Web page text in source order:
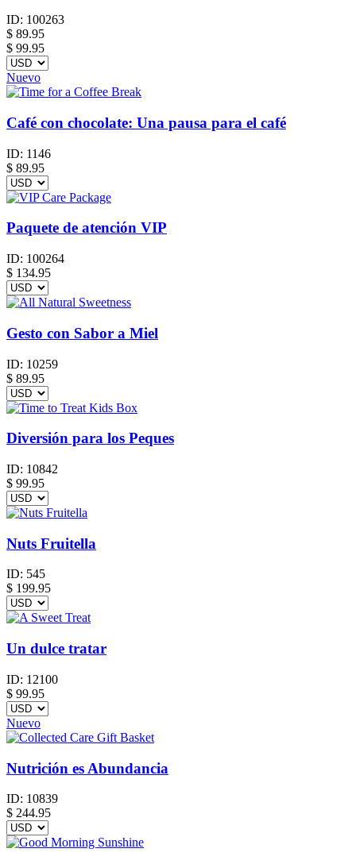
ID: 100263
$ 89.95
$ 99.95
Nuevo
Café con chocolate: Una pausa para el café
ID: 1146
$ 89.95
Paquete de atención VIP
ID: 100264
$ 134.95
Gesto con Sabor a Miel
ID: 10259
$ 89.95
Diversión para los Peques
ID: 10842
$ 99.95
Nuts Fruitella
ID: 545
$ 199.95
Un dulce tratar
ID: 12100
$ 99.95
Nuevo
Nutrición es Abundancia
ID: 10839
$ 244.95